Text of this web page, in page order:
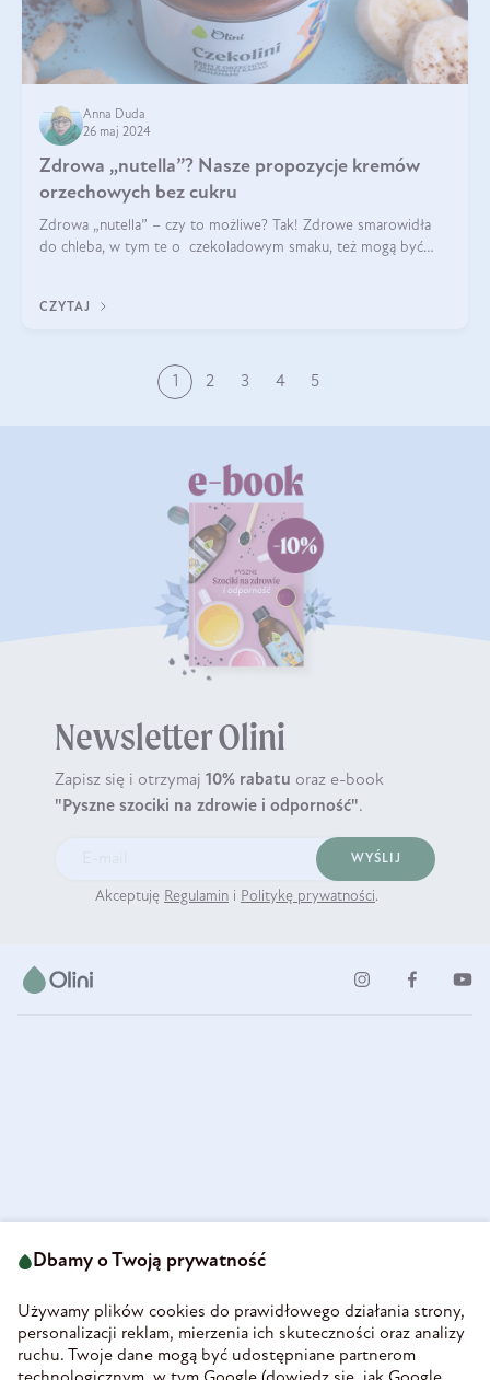
Anna Duda
26 maj 2024
Zdrowa „nutella”? Nasze propozycje kremów
orzechowych bez cukru
Zdrowa „nutella” – czy to możliwe? Tak! Zdrowe smarowidła
do chleba, w tym te o czekoladowym smaku, też mogą być
CZYTAJ
1 2 3 4 5
Newsletter Olini
Zapisz się i otrzymaj 10% rabatu oraz e-book
"Pyszne szociki na zdrowie i odporność".
WYŚLIJ
Akceptuję Regulamin i Politykę prywatności.
58-160 Świebodzice
REGON 890213034
INFORMACJE
Dbamy o Twoją prywatność
Używamy plików cookies do prawidłowego działania strony,
personalizacji reklam, mierzenia ich skuteczności oraz analizy
ruchu. Twoje dane mogą być udostępniane partnerom